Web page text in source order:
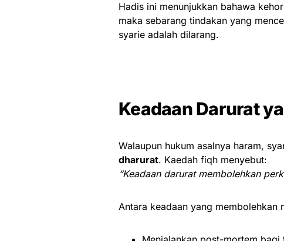
Hadis ini menunjukkan bahawa
maka sebarang tindakan yang
syarie adalah dilarang.
Keadaan Darurat
Walaupun hukum asalnya haram,
dharurat. Kaedah fiqh menyebut:
“Keadaan darurat membolehkan
Antara keadaan yang membolehkan